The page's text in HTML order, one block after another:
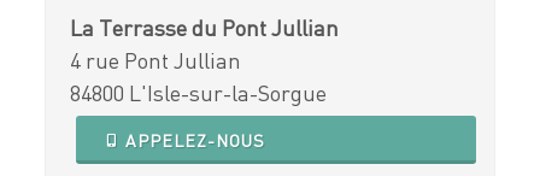
La Terrasse du Pont Jullian
4 rue Pont Jullian
84800 L'Isle-sur-la-Sorgue
APPELEZ-NOUS